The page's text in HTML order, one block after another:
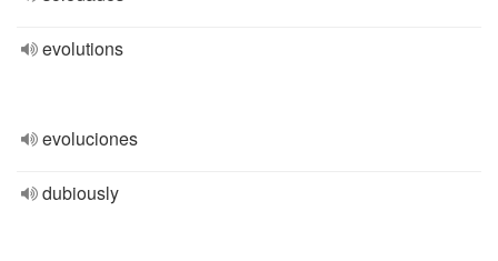
evolutions
evoluciones
dubiously